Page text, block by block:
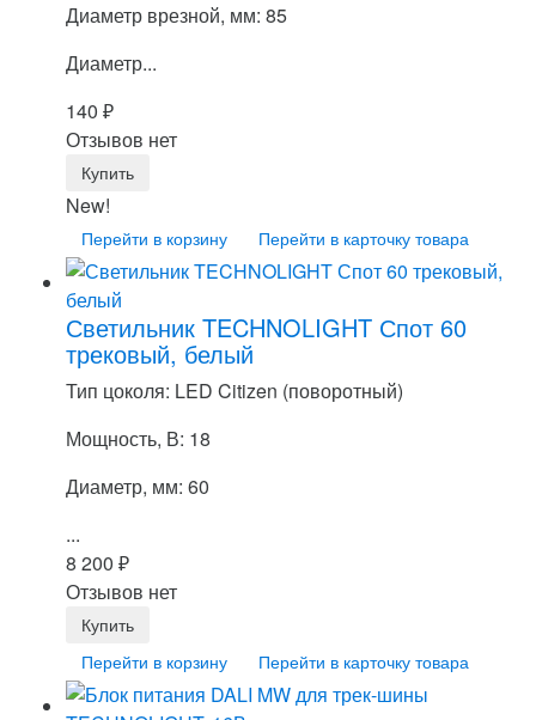
Диаметр врезной, мм: 85
Диаметр...
140 ₽
Отзывов нет
New!
Перейти в корзину Перейти в карточку товара
Светильник TECHNOLIGHT Спот 60
трековый, белый
Тип цоколя: LED Citizen (поворотный)
Мощность, В: 18
Диаметр, мм: 60
...
8 200 ₽
Отзывов нет
Перейти в корзину Перейти в карточку товара